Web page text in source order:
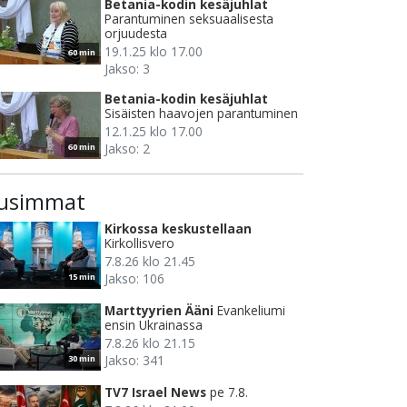
60 min
Betania-kodin kesäjuhlat
Parantuminen seksuaalisesta
orjuudesta
19.1.25 klo 17.00
Jakso: 3
60 min
Betania-kodin kesäjuhlat
Sisäisten haavojen parantuminen
12.1.25 klo 17.00
Jakso: 2
15 min
Kirkossa keskustellaan
Kirkollisvero
7.8.26 klo 21.45
Jakso: 106
30 min
Marttyyrien Ääni Evankeliumi
ensin Ukrainassa
7.8.26 klo 21.15
Jakso: 341
TV7 Israel News pe 7.8.